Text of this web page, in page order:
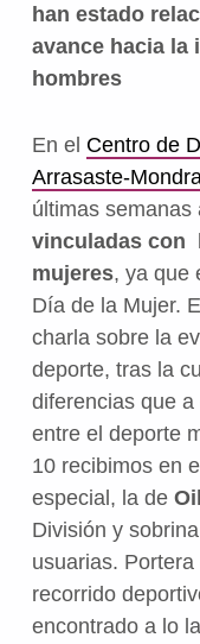
han estado
avance hacia la
hombres
En el Centro de
Arrasaste-
últimas semanas
vinculadas con
mujeres, ya que
Día de la Mujer.
charla sobre la
deporte, tras la
diferencias que
entre el deporte
10 recibimos en
especial, la de
División y
usuarias.
recorrido
encontrado a lo